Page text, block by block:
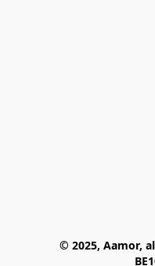
© 2025, Aamor,